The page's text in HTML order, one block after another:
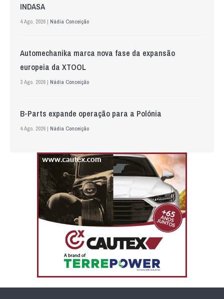
INDASA
4 Ago. 2026 | Nádia Conceição
Automechanika marca nova fase da expansão
europeia da XTOOL
3 Ago. 2026 | Nádia Conceição
B-Parts expande operação para a Polónia
4 Ago. 2026 | Nádia Conceição